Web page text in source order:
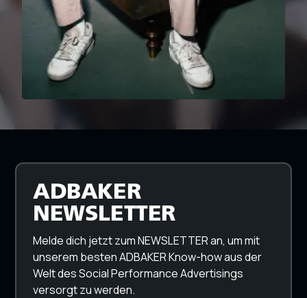
ADBAKER
NEWSLETTER
Melde dich jetzt zum NEWSLETTER an, um mit
unserem besten ADBAKER Know-how aus der
Welt des Social Performance Advertisings
versorgt zu werden.